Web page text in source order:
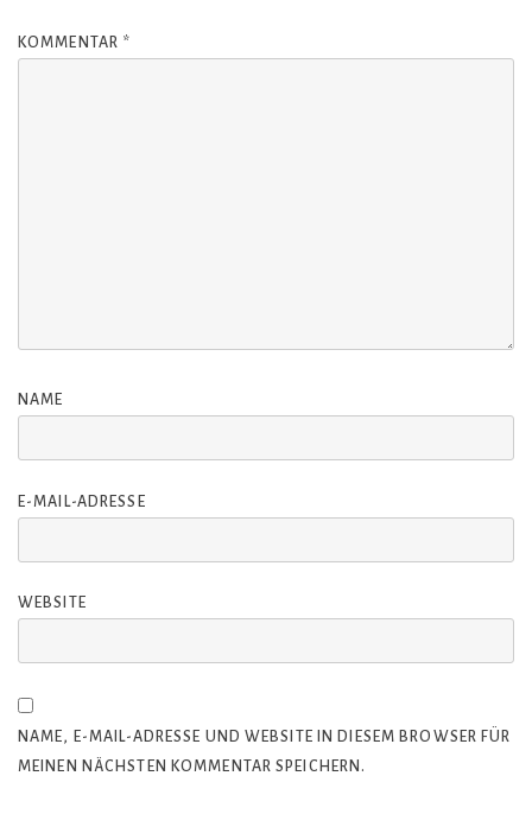
KOMMENTAR *
NAME
E-MAIL-ADRESSE
WEBSITE
NAME, E-MAIL-ADRESSE UND WEBSITE IN DIESEM BROWSER FÜR
MEINEN NÄCHSTEN KOMMENTAR SPEICHERN.